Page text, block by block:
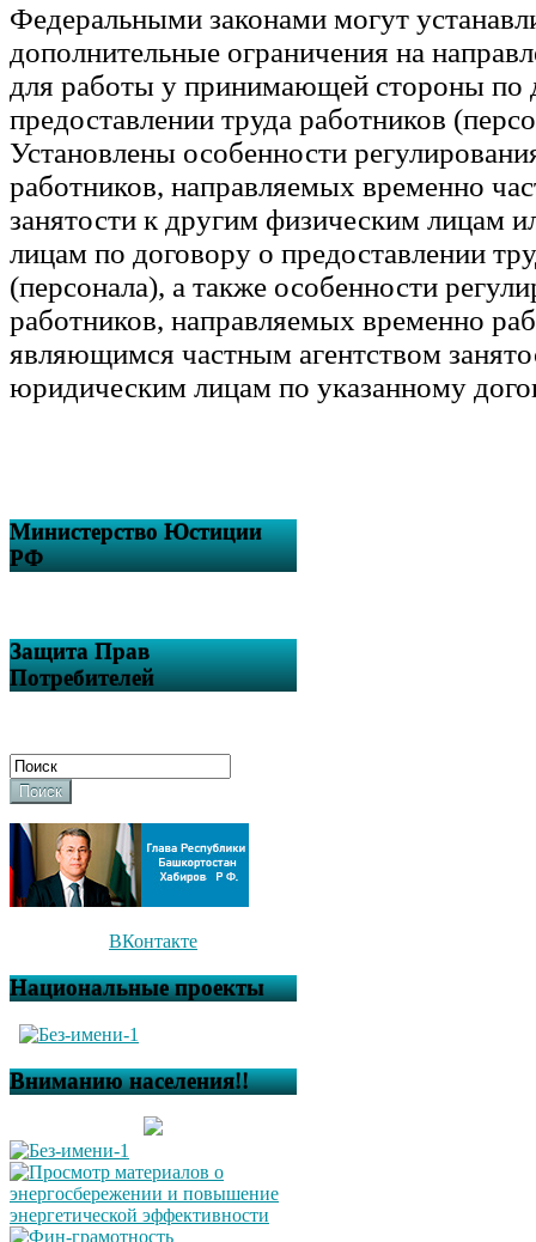
Федеральными законами могут
дополнительные ограничения на
для работы у принимающей стороны по
предоставлении труда работников
Установлены особенности
работников, направляемых временно
занятости к другим физическим лицам
лицам по договору о предоставлении
(персонала), а также особенности
работников, направляемых временно
являющимся частным агентством
юридическим лицам по указанному
Министерство Юстиции
РФ
Защита Прав
Потребителей
Поиск
ВКонтакте
Национальные проекты
Вниманию населения!!